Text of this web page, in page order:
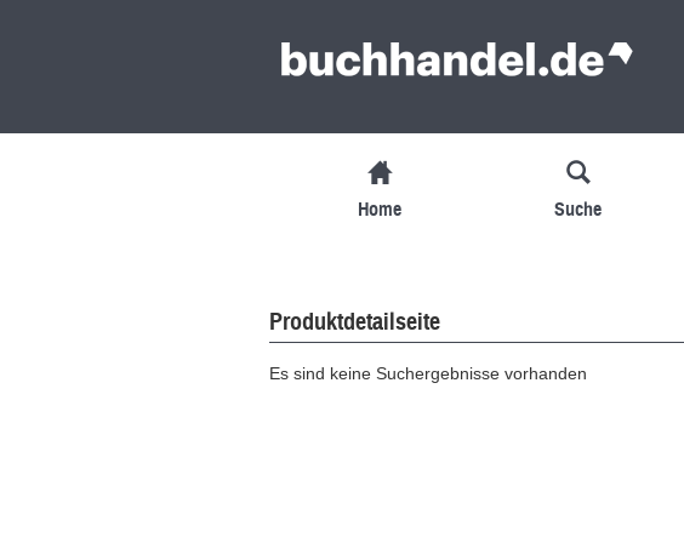
Home Suche
Produktdetailseite
Es sind keine Suchergebnisse vorhanden